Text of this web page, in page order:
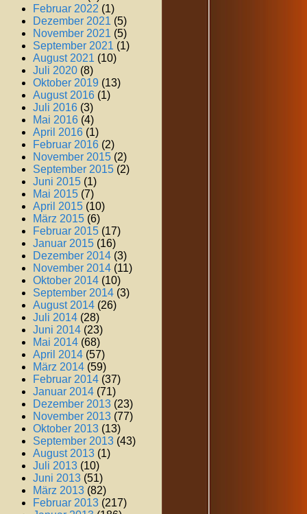
Februar 2022 (1)
Dezember 2021 (5)
November 2021 (5)
September 2021 (1)
August 2021 (10)
Juli 2020 (8)
Oktober 2019 (13)
August 2016 (1)
Juli 2016 (3)
Mai 2016 (4)
April 2016 (1)
Februar 2016 (2)
November 2015 (2)
September 2015 (2)
Juni 2015 (1)
Mai 2015 (7)
April 2015 (10)
März 2015 (6)
Februar 2015 (17)
Januar 2015 (16)
Dezember 2014 (3)
November 2014 (11)
Oktober 2014 (10)
September 2014 (3)
August 2014 (26)
Juli 2014 (28)
Juni 2014 (23)
Mai 2014 (68)
April 2014 (57)
März 2014 (59)
Februar 2014 (37)
Januar 2014 (71)
Dezember 2013 (23)
November 2013 (77)
Oktober 2013 (13)
September 2013 (43)
August 2013 (1)
Juli 2013 (10)
Juni 2013 (51)
März 2013 (82)
Februar 2013 (217)